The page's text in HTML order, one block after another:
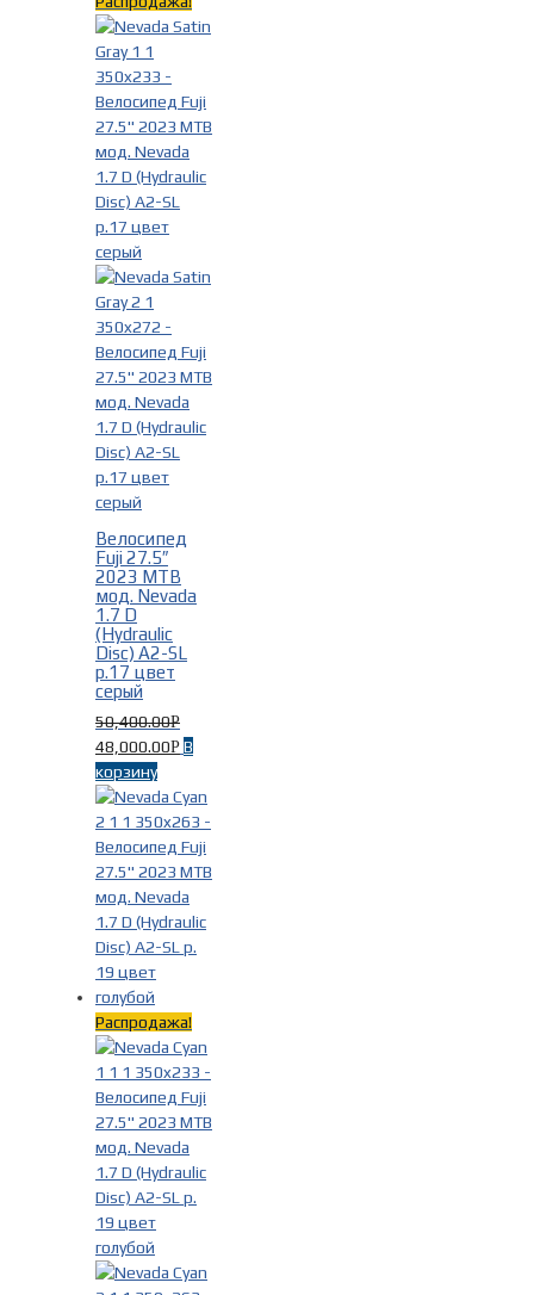
Велосипед
Fuji 27.5″
2023 MTB
мод. Nevada
1.7 D
(Hydraulic
Disc) A2-SL
р.17 цвет
серый
50,400.00Р
48,000.00Р В
корзину
Распродажа!